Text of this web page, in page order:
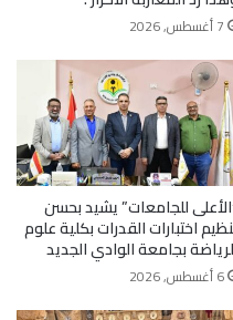
7 أغسطس, 2026
للجامعات” يشيد بحسن
اختبارات القدرات بكلية علوم
بجامعة الوادي الجديد
6 أغسطس, 2026